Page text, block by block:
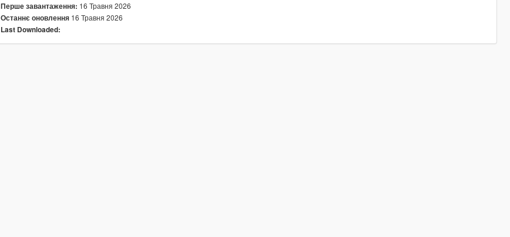
Перше завантаження: 16 Травня 2026
Останнє оновлення16 Травня 2026
Last Downloaded: